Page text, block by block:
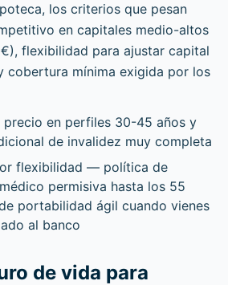
los criterios que pesan
en capitales medio-altos
flexibilidad para ajustar capital
cobertura mínima exigida por los
precio en perfiles 30-45 años y
de invalidez muy completa
flexibilidad — política de
permisiva hasta los 55
portabilidad ágil cuando vienes
al banco
de vida para